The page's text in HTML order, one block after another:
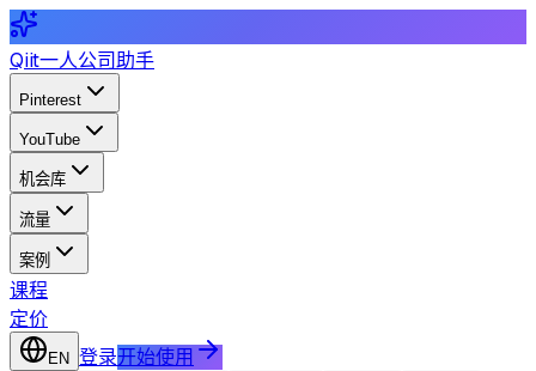
Qiit一人公司助手
Pinterest
YouTube
机会库
流量
案例
课程
定价
EN 登录开始使用